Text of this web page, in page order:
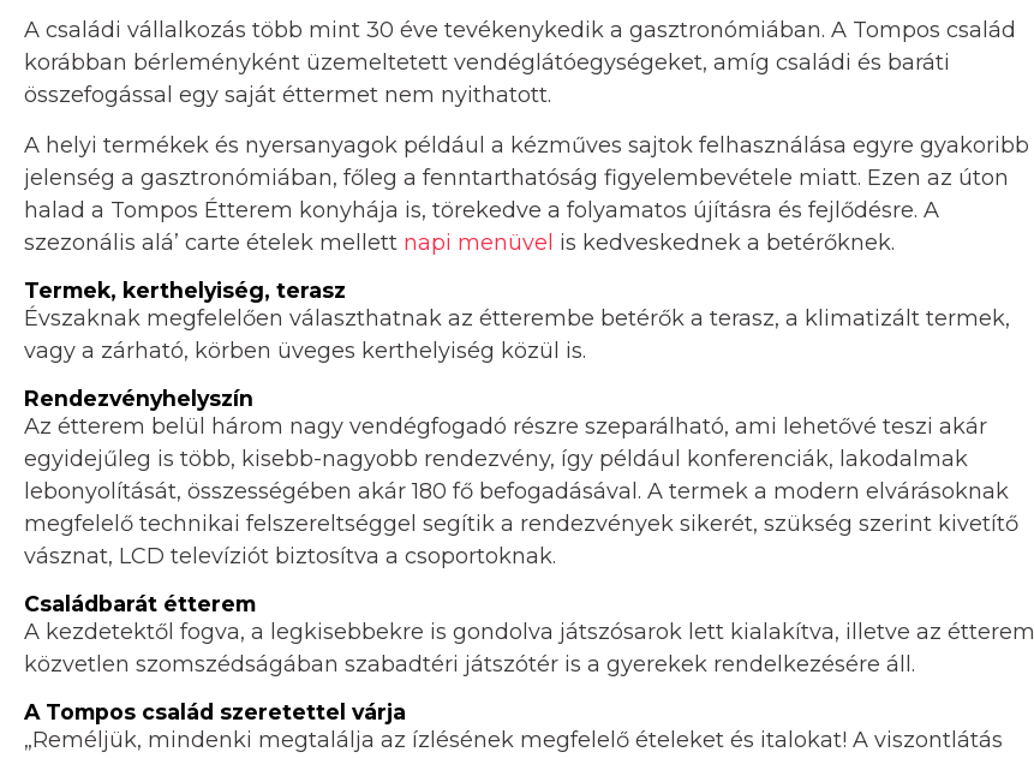
A családi vállalkozás több mint 30 éve tevékenykedik a gasztronómiában. A Tompos család
korábban bérleményként üzemeltetett vendéglátóegységeket, amíg családi és baráti
összefogással egy saját éttermet nem nyithatott.
A helyi termékek és nyersanyagok például a kézműves sajtok felhasználása egyre gyakoribb
jelenség a gasztronómiában, főleg a fenntarthatóság figyelembevétele miatt. Ezen az úton
halad a Tompos Étterem konyhája is, törekedve a folyamatos újításra és fejlődésre. A
szezonális alá’ carte ételek mellett napi menüvel is kedveskednek a betérőknek.
Termek, kerthelyiség, terasz
Évszaknak megfelelően választhatnak az étterembe betérők a terasz, a klimatizált termek,
vagy a zárható, körben üveges kerthelyiség közül is.
Rendezvényhelyszín
Az étterem belül három nagy vendégfogadó részre szeparálható, ami lehetővé teszi akár
egyidejűleg is több, kisebb-nagyobb rendezvény, így például konferenciák, lakodalmak
lebonyolítását, összességében akár 180 fő befogadásával. A termek a modern elvárásoknak
megfelelő technikai felszereltséggel segítik a rendezvények sikerét, szükség szerint kivetítő
vásznat, LCD televíziót biztosítva a csoportoknak.
Családbarát étterem
A kezdetektől fogva, a legkisebbekre is gondolva játszósarok lett kialakítva, illetve az étterem
közvetlen szomszédságában szabadtéri játszótér is a gyerekek rendelkezésére áll.
A Tompos család szeretettel várja
„Reméljük, mindenki megtalálja az ízlésének megfelelő ételeket és italokat! A viszontlátás